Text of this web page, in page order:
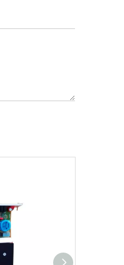
коленчатых валов